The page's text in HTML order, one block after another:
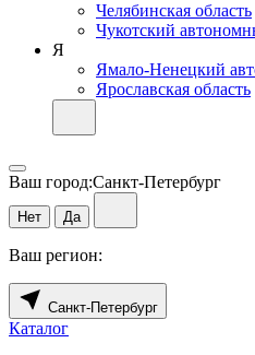
Челябинская область
Чукотский
Я
Ямало-Ненецкий
Ярославская область
Ваш город:Санкт-Петербург
Нет Да
Ваш регион:
Санкт-Петербург
Каталог